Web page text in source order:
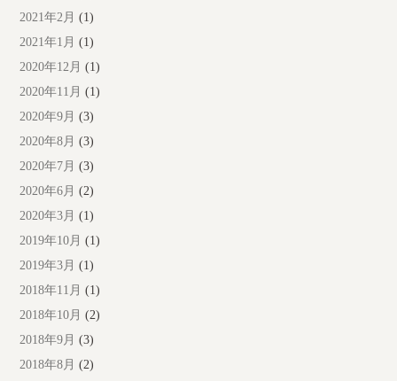
2021年2月 (1)
2021年1月 (1)
2020年12月 (1)
2020年11月 (1)
2020年9月 (3)
2020年8月 (3)
2020年7月 (3)
2020年6月 (2)
2020年3月 (1)
2019年10月 (1)
2019年3月 (1)
2018年11月 (1)
2018年10月 (2)
2018年9月 (3)
2018年8月 (2)